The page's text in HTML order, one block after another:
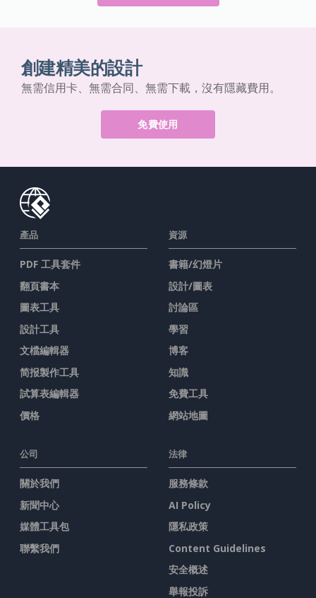
創建精美的設計
無需信用卡、無需合同、無需下載，沒有隱藏費用。
免費使用
產品
PDF 工具套件
翻頁書本
圖表工具
設計工具
文檔編輯器
简报製作工具
試算表編輯器
價格
資源
書籍/幻燈片
設計/圖表
討論區
學習
博客
知識
免費工具
網站地圖
公司
關於我們
新聞中心
媒體工具包
聯繫我們
法律
服務條款
AI Policy
隱私政策
Content Guidelines
安全概述
舉報投訴